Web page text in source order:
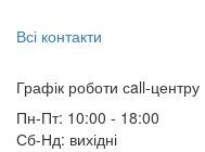
Всі контакти
Графік роботи сall-центру
Пн-Пт: 10:00 - 18:00
Сб-Нд: вихідні